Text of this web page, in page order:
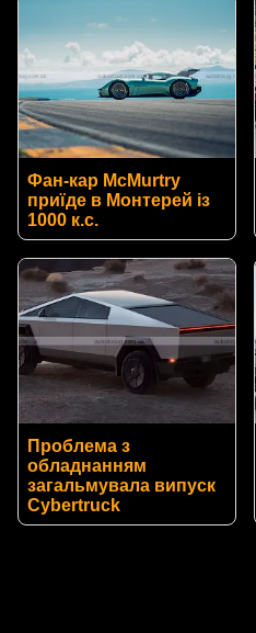
Фан-кар McMurtry
приїде в Монтерей із
1000 к.с.
Проблема з
обладнанням
загальмувала випуск
Cybertruck